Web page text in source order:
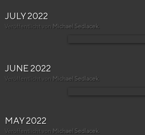
JULY 2022
Veröffentlicht von Michael Sedlacek
JUNE 2022
Veröffentlicht von Michael Sedlacek
MAY 2022
Veröffentlicht von Michael Sedlacek